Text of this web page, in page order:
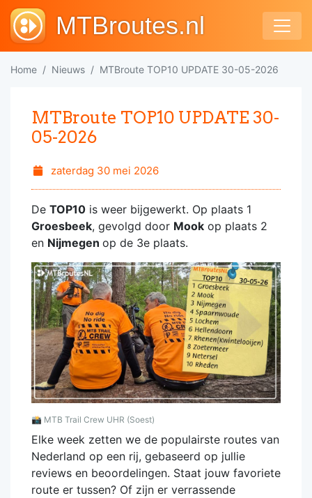
MTBroutes.nl
Home Nieuws MTBroute TOP10 UPDATE 30-05-2026
MTBroute TOP10 UPDATE 30-
05-2026
zaterdag 30 mei 2026
De TOP10 is weer bijgewerkt. Op plaats 1
Groesbeek, gevolgd door Mook op plaats 2
en Nijmegen op de 3e plaats.
📸 MTB Trail Crew UHR (Soest)
Elke week zetten we de populairste routes van
Nederland op een rij, gebaseerd op jullie
reviews en beoordelingen. Staat jouw favoriete
route er tussen? Of zijn er verrassende